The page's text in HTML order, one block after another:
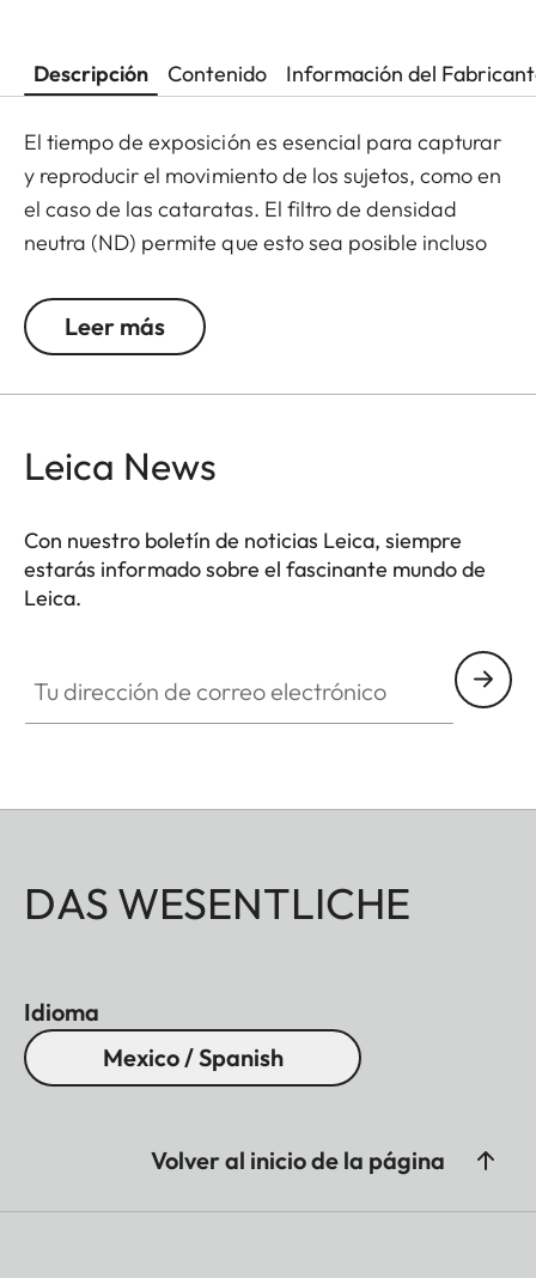
Descripción Contenido Información del
El tiempo de exposición es esencial para capturar
y reproducir el movimiento de los sujetos, como en
el caso de las cataratas. El filtro de densidad
neutra (ND) permite que esto sea posible incluso
cantidad de luz que penetra en la lente para
permitir que se usen velocidades de obturación
usen mayores aperturas para capturar fotos y
superficial.
Leer más
Leica News
Con nuestro boletín de noticias Leica, siempre
estarás informado sobre el fascinante mundo de
Leica.
DAS WESENTLICHE
Idioma
Mexico / Spanish
Volver al inicio de la página